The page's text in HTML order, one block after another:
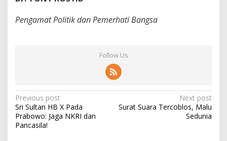
Pengamat Politik dan Pemerhati Bangsa
Follow Us
P
o
s
Previous post
Sri Sultan HB X Pada
Prabowo: Jaga NKRI dan
Pancasila!
Next post
Surat Suara Tercoblos, Malu
Sedunia